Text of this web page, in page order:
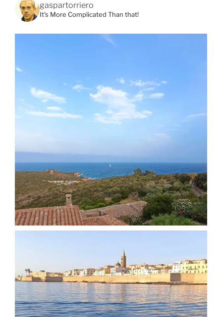
gaspartorriero
It's More Complicated Than that!